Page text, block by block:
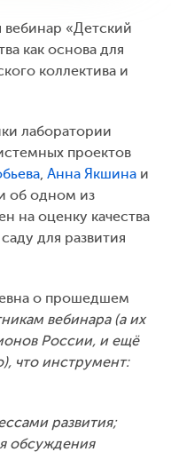
вебинар «Детский
как основа для
коллектива и
лаборатории
проектов
, Анна Якшина и
об одном из
на оценку качества
для развития
о прошедшем
вебинара (а их
России, и ещё
что инструмент:
развития;
обсуждения